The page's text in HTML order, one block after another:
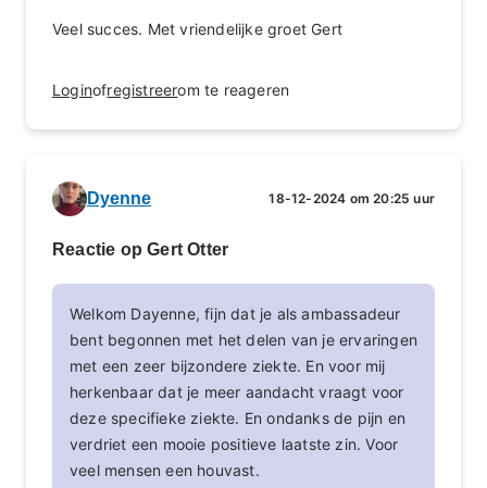
Veel succes. Met vriendelijke groet Gert
Loginofregistreerom te reageren
Dyenne 18-12-2024 om 20:25 uur
Reactie op Gert Otter
Welkom Dayenne, fijn dat je als ambassadeur
bent begonnen met het delen van je ervaringen
met een zeer bijzondere ziekte. En voor mij
herkenbaar dat je meer aandacht vraagt voor
deze specifieke ziekte. En ondanks de pijn en
verdriet een mooie positieve laatste zin. Voor
veel mensen een houvast.